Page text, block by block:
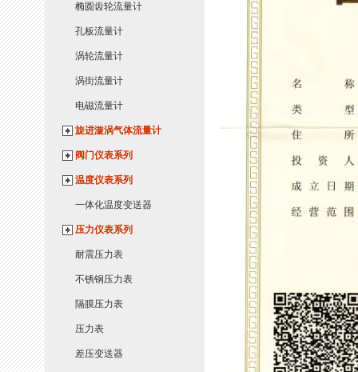
椭圆齿轮流量计
孔板流量计
涡轮流量计
涡街流量计
电磁流量计
旋进漩涡气体流量计
阀门仪表系列
温度仪表系列
一体化温度变送器
压力仪表系列
耐震压力表
不锈钢压力表
隔膜压力表
压力表
差压变送器